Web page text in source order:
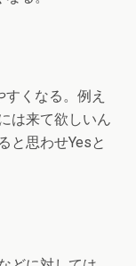
くなる。例え
は来て欲しいん
と思わせYesと